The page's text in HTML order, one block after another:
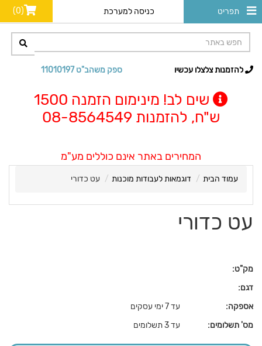
תפריט כניסה למערכת (0)
ספק משהב"ט 11010197 להזמנות צלצלו עכשיו
שים לב! מינימום הזמנה 1500
ש"ח, להזמנות 08-8564549
המחירים באתר אינם כוללים מע"מ
עמוד הבית דוגמאות לעבודות מוכנות עט כדורי
עט כדורי
מק"ט:
דגם:
אספקה:
עד 7 ימי עסקים
מס' תשלומים:
עד 3 תשלומים